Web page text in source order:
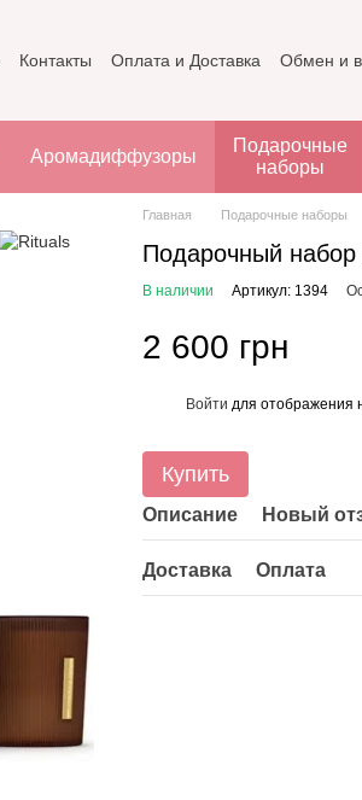
Контакты Оплата и Доставка Обмен и
Аромадиффузоры
Подарочные
наборы
Главная Подарочные наборы
Подарочный
В наличии Артикул: 1394
2 600 грн
Войти для отображения
Купить
Описание Новый
Доставка Оплата